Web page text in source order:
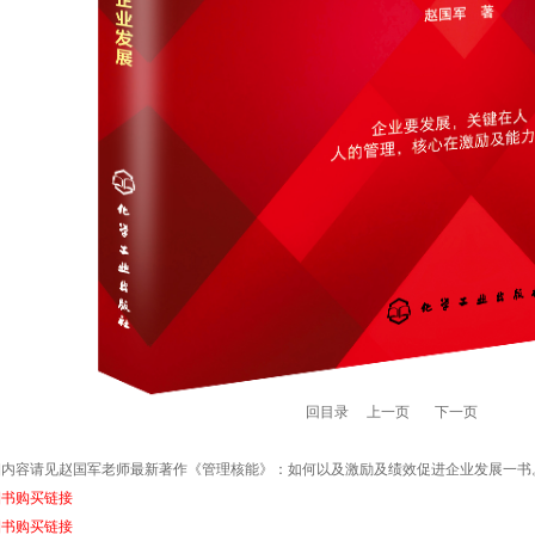
回目录 上一页 下一页
容请见赵国军老师最新著作 《管理核能》 ： 如何以及激励及绩效促进企业发展一书
购买链接
购买链接